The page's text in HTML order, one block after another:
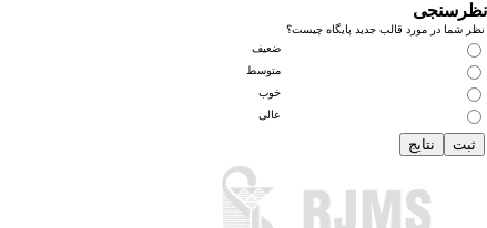
نظرسنجی
نظر شما در مورد قالب جدید پایگاه چیست؟
ضعیف
متوسط
خوب
عالی